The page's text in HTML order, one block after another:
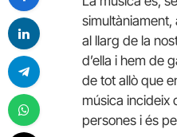
al llarg de la
d’ella i hem de
de tot allò que
música incideix
persones i és